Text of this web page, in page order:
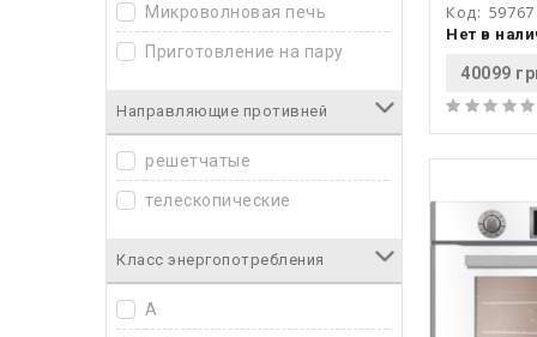
Vestfrost
Weilor
Zanussi
Программирование
рецептов
Термостат
Термощуп
Микроволновая печь
Приготовление на пару
Направляющие противней
решетчатые
телескопические
Класс энергопотребления
A
Код: 59767
Нет в
40099